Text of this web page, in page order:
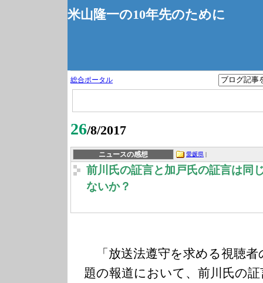
米山隆一の10年先のために
総合ポータル
26/8/2017
ニュースの感想 愛媛県 |
前川氏の証言と加戸氏の証言は同
ないか？
「放送法遵守を求める視聴者
題の報道において、前川氏の